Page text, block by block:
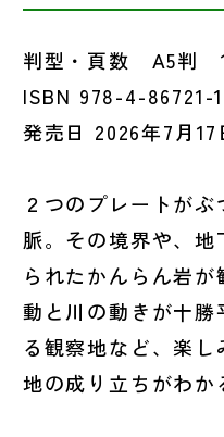
判型・頁数 A5判
ISBN 978-4-86721-
発売日 2026年7月17
２つのプレートが
脈。その境界や、
られたかんらん岩
動と川の動きが十
る観察地など、楽
地の成り立ちがわか